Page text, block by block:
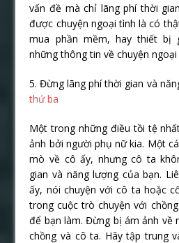
vấn đề mà chỉ lãng phí thời
được chuyện ngoại tình là có
mua phần mềm, hay thiết bị
những thông tin về chuyện
5. Đừng lãng phí thời gian và
thứ ba
Một trong những điều tồi tệ
ảnh bởi người phụ nữ kia. Một
mò về cô ấy, nhưng cô ta
gian và năng lượng của bạn.
ấy, nói chuyện với cô ta hoặc
trong cuộc trò chuyện với
để bạn làm. Đừng bị ám ảnh về
chồng và cô ta. Hãy tập trung